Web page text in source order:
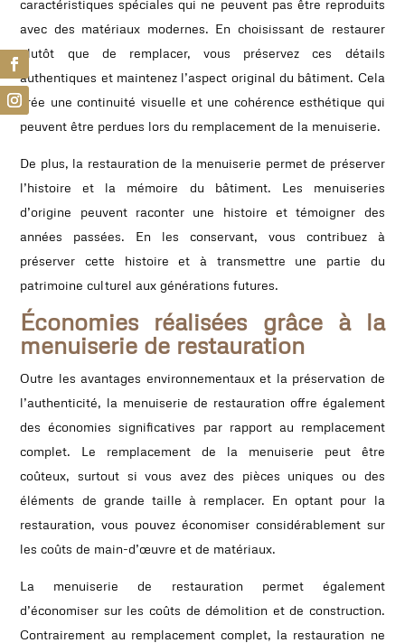
caractéristiques spéciales qui ne peuvent pas être reproduits
avec des matériaux modernes. En choisissant de restaurer
plutôt que de remplacer, vous préservez ces détails
authentiques et maintenez l’aspect original du bâtiment. Cela
crée une continuité visuelle et une cohérence esthétique qui
peuvent être perdues lors du remplacement de la menuiserie.
De plus, la restauration de la menuiserie permet de préserver
l’histoire et la mémoire du bâtiment. Les menuiseries
d’origine peuvent raconter une histoire et témoigner des
années passées. En les conservant, vous contribuez à
préserver cette histoire et à transmettre une partie du
patrimoine culturel aux générations futures.
Économies réalisées grâce à la
menuiserie de restauration
Outre les avantages environnementaux et la préservation de
l’authenticité, la menuiserie de restauration offre également
des économies significatives par rapport au remplacement
complet. Le remplacement de la menuiserie peut être
coûteux, surtout si vous avez des pièces uniques ou des
éléments de grande taille à remplacer. En optant pour la
restauration, vous pouvez économiser considérablement sur
les coûts de main-d’œuvre et de matériaux.
La menuiserie de restauration permet également
d’économiser sur les coûts de démolition et de construction.
Contrairement au remplacement complet, la restauration ne